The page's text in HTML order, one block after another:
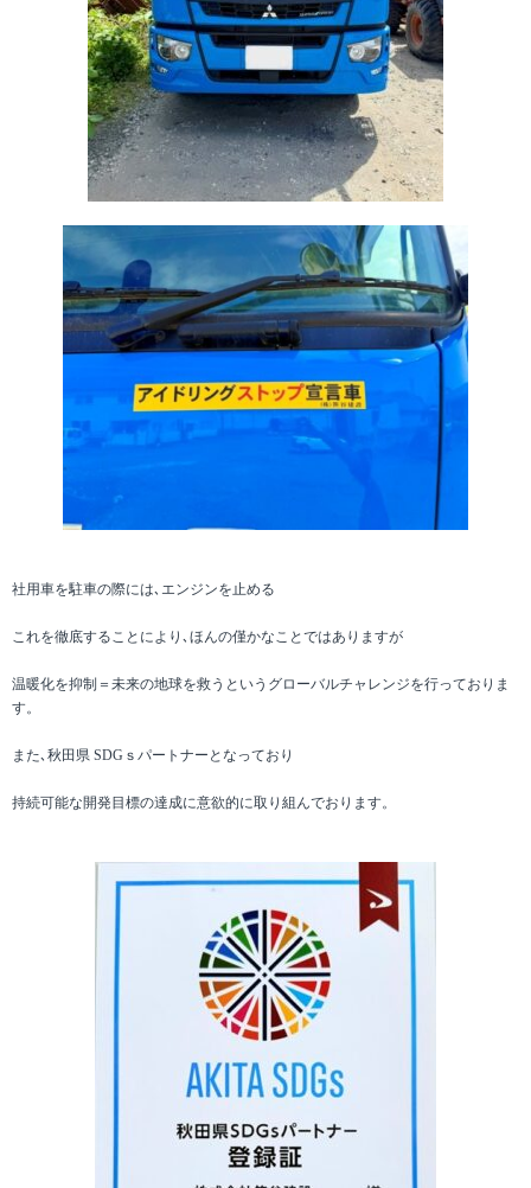
社用車を駐車の際には､エンジンを止める
これを徹底することにより､ほんの僅かなことではありますが
温暖化を抑制＝未来の地球を救うというグローバルチャレンジを行っておりま
す。
また､秋田県 SDGｓパートナーとなっており
持続可能な開発目標の達成に意欲的に取り組んでおります。